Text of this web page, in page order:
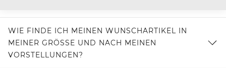
WIE FINDE ICH MEINEN WUNSCHARTIKEL IN
MEINER GRÖSSE UND NACH MEINEN V
ORSTELLUNGEN?